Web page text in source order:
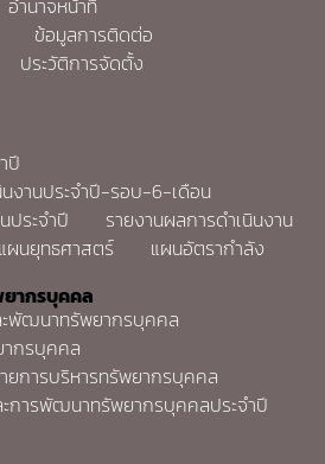
อำนาจหน้าที่
ข้อมูลการติดต่อ
ประวัติการจัดตั้ง
ปี
งานประจำปี-รอบ-6-เดือน
ประจำปี
รายงานผลการดำเนินงาน
แผนยุทธศาสตร์
แผนอัตรากำลัง
ากรบุคคล
พัฒนาทรัพยากรบุคคล
ากรบุคคล
ยการบริหารทรัพยากรบุคคล
ะการพัฒนาทรัพยากรบุคคลประจำปี